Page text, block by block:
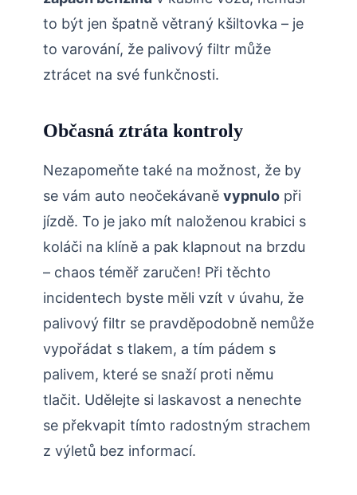
to být jen špatně větraný kšiltovka – je
to varování, že palivový filtr může
ztrácet na své funkčnosti.
Občasná ztráta kontroly
Nezapomeňte také na možnost, že by
se vám auto neočekávaně vypnulo při
jízdě. To je jako mít naloženou krabici s
koláči na klíně a pak klapnout na brzdu
– chaos téměř zaručen! Při těchto
incidentech byste měli vzít v úvahu, že
palivový filtr se pravděpodobně nemůže
vypořádat s tlakem, a tím pádem s
palivem, které se snaží proti němu
tlačit. Udělejte si laskavost a nenechte
se překvapit tímto radostným strachem
z výletů bez informací.